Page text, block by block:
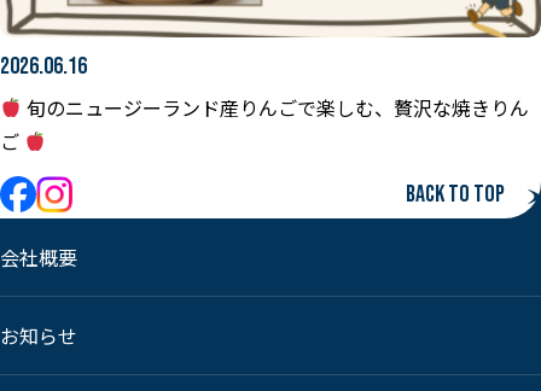
2026.06.16
旬のニュージーランド産りんごで楽しむ、贅沢な焼きりん
ご
Back to top
会社概要
お知らせ